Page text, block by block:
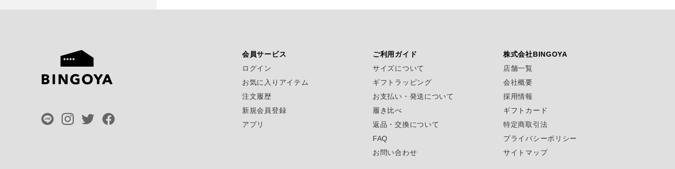
会員サービス
ログイン
お気に入りアイテム
注文履歴
新規会員登録
アプリ
ご利用ガイド
サイズについて
ギフトラッピング
お支払い・発送について
履き比べ
返品・交換について
FAQ
お問い合わせ
株式会社BINGOYA
店舗一覧
会社概要
採用情報
ギフトカード
特定商取引法
プライバシーポリシー
サイトマップ